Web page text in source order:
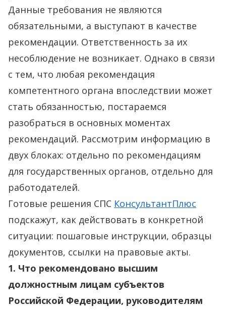
Данные требования не являются
обязательными, а выступают в качестве
рекомендации. Ответственность за их
несоблюдение не возникает. Однако в связи
с тем, что любая рекомендация
компетентного органа впоследствии может
стать обязанностью, постараемся
разобраться в основных моментах
рекомендаций. Рассмотрим информацию в
двух блоках: отдельно по рекомендациям
для государственных органов, отдельно для
работодателей.
Готовые решения СПС КонсультантПлюс
подскажут, как действовать в конкретной
ситуации: пошаговые инструкции, образцы
документов, ссылки на правовые акты.
1. Что рекомендовано высшим
должностным лицам субъектов
Российской Федерации, руководителям